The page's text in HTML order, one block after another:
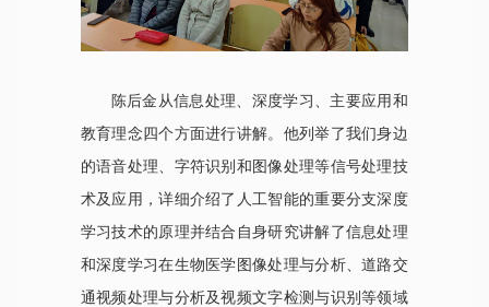
陈后金从信息处理、深度学习、主要应用和
教育理念四个方面进行讲解。他列举了我们身边
的语音处理、字符识别和图像处理等信号处理技
术及应用，详细介绍了人工智能的重要分支深度
学习技术的原理并结合自身研究讲解了信息处理
和深度学习在生物医学图像处理与分析、道路交
通视频处理与分析及视频文字检测与识别等领域